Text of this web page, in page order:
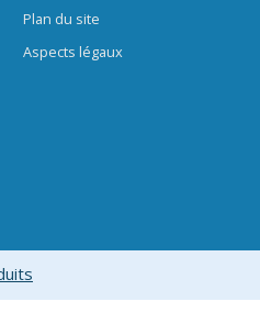
Plan du site
Aspects légaux